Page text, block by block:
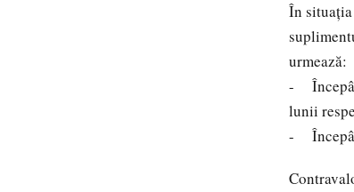
În
urmează:
-
lunii
-